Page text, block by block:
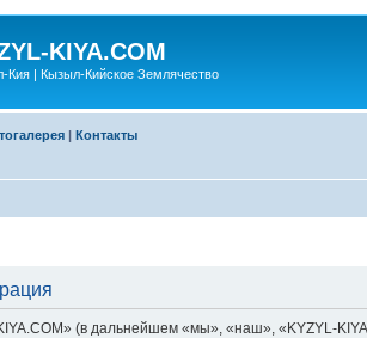
KIYA.COM
Кия | Кызыл-Кийское Землячество
| Контакты
(в дальнейшем «мы», «наш», «KYZYL-